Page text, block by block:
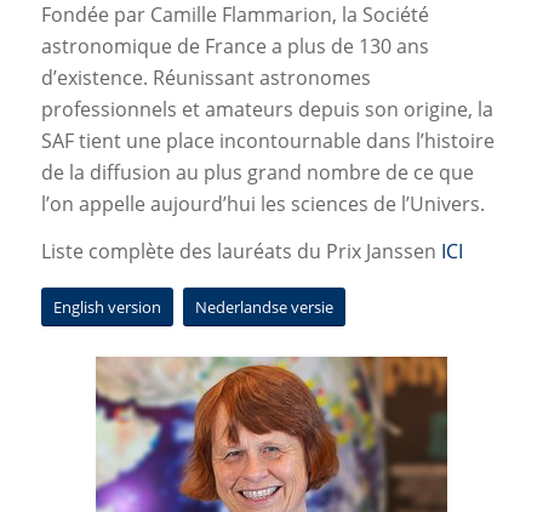
Fondée par Camille Flammarion, la Société
astronomique de France a plus de 130 ans
d’existence. Réunissant astronomes
professionnels et amateurs depuis son origine, la
SAF tient une place incontournable dans l’histoire
de la diffusion au plus grand nombre de ce que
l’on appelle aujourd’hui les sciences de l’Univers.
Liste complète des lauréats du Prix Janssen ICI
English version Nederlandse versie